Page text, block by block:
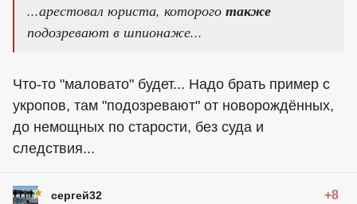
...арестовал юриста, которого также
подозревают в шпионаже...
Что-то "маловато" будет... Надо брать пример с
укропов, там "подозревают" от новорождённых,
до немощных по старости, без суда и
следствия...
сергей32 +8